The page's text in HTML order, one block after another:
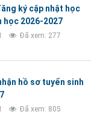
ký cập nhật học
học 2026-2027
Đã xem: 277
hồ sơ tuyển sinh
Đã xem: 805